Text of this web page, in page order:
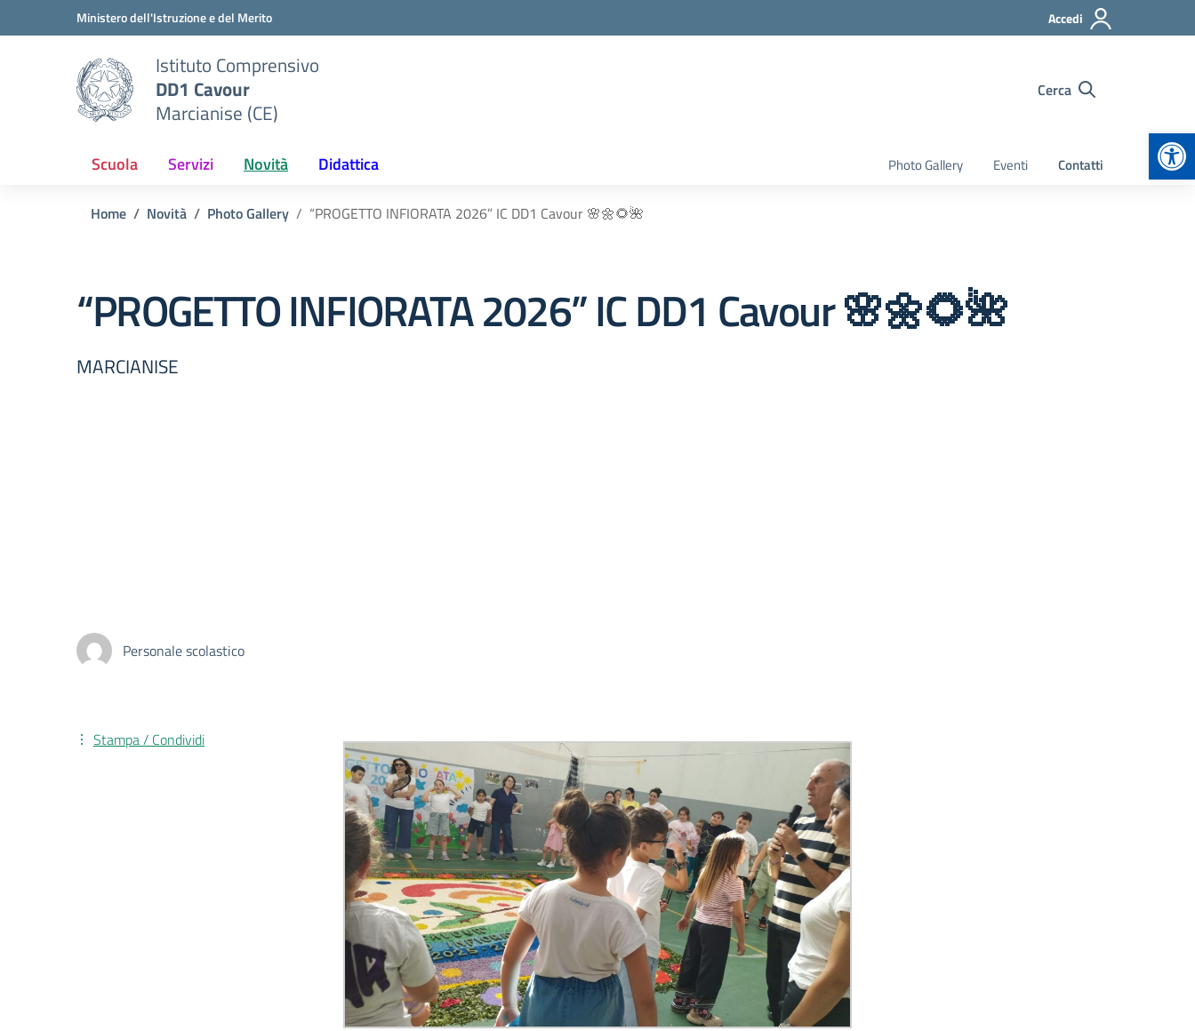
Vai ai contenuti
Vai al menu di navigazioneMinistero dell'Istruzione e del Merito Accedi
Istituto Comprensivo
DD1 Cavour
Marcianise (CE)
Cerca
Scuola Servizi Novità Didattica Photo Gallery Eventi Contatti
Home Novità Photo Gallery “PROGETTO INFIORATA 2026” IC DD1 Cavour 🌸🌼🌻🌺
“PROGETTO INFIORATA 2026” IC DD1 Cavour 🌸🌼🌻🌺
MARCIANISE
Personale scolastico
Stampa / Condividi